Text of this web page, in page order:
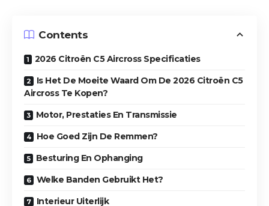
Contents
2026 Citroën C5 Aircross Specificaties
Is Het De Moeite Waard Om De 2026 Citroën C5
Aircross Te Kopen?
Motor, Prestaties En Transmissie
Hoe Goed Zijn De Remmen?
Besturing En Ophanging
Welke Banden Gebruikt Het?
Interieur Uiterlijk